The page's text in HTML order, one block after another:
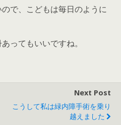
で、こどもは毎日のように
ってもいいですね。
Next Post
こうして私は緑内障手術を乗り
越えました